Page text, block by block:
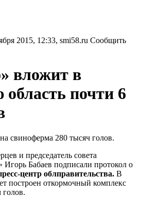
2015, 12:33, smi58.ru Сообщить
вложит в
почти 6
свиноферма 280 тысяч голов.
и председатель совета
Игорь Бабаев подписали протокол о
центр облправительства. В
построен откормочный комплекс
голов.